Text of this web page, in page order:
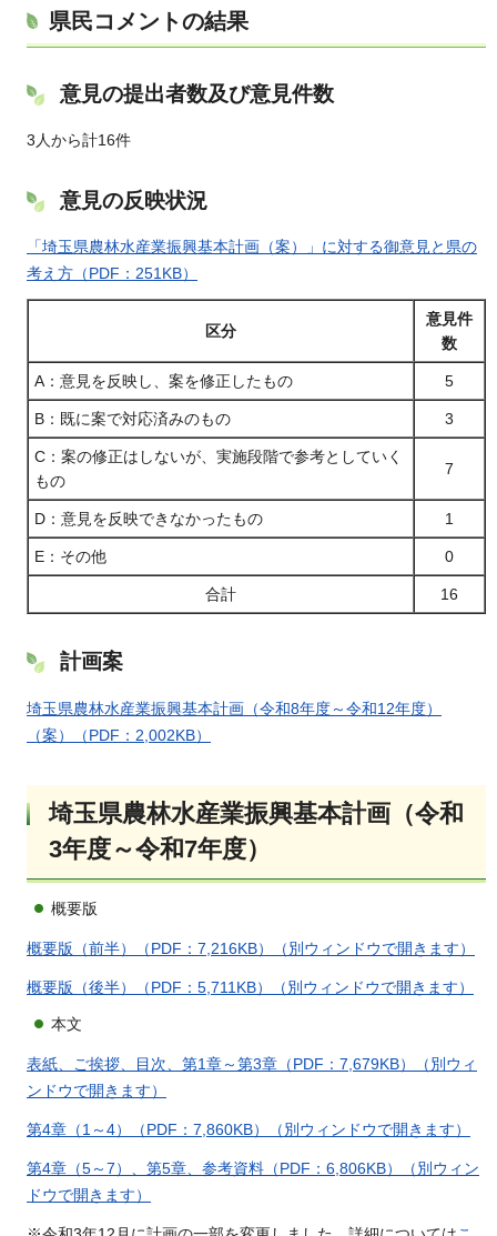
県民コメントの結果
意見の提出者数及び意見件数
3人から計16件
意見の反映状況
「埼玉県農林水産業振興基本計画（案）」に対する御意見と県の
考え方（PDF：251KB）
区分
意見件
数
A：意見を反映し、案を修正したもの 5
B：既に案で対応済みのもの 3
C：案の修正はしないが、実施段階で参考としていく
もの
7
D：意見を反映できなかったもの 1
E：その他 0
合計 16
計画案
埼玉県農林水産業振興基本計画（令和8年度～令和12年度）
（案）（PDF：2,002KB）
埼玉県農林水産業振興基本計画（令和
3年度～令和7年度）
概要版
概要版（前半）（PDF：7,216KB）（別ウィンドウで開きます）
概要版（後半）（PDF：5,711KB）（別ウィンドウで開きます）
本文
表紙、ご挨拶、目次、第1章～第3章（PDF：7,679KB）（別ウィ
ンドウで開きます）
第4章（1～4）（PDF：7,860KB）（別ウィンドウで開きます）
第4章（5～7）、第5章、参考資料（PDF：6,806KB）（別ウィン
ドウで開きます）